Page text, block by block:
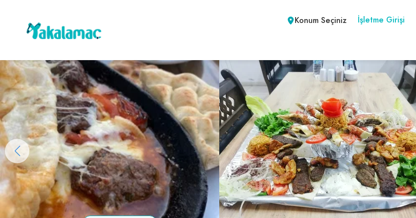
Konum Seçiniz İşletme Girişi